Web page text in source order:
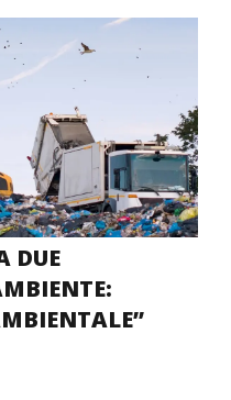
DUE